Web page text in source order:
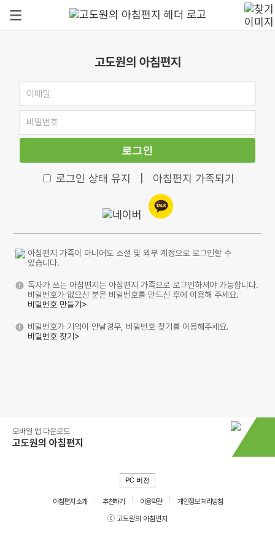
고도원의 아침편지
로그인
로그인 상태 유지 아침편지 가족되기
아침편지 가족이 아니어도 소셜 및 외부 계정으로 로그인할 수
있습니다.
독자가 쓰는 아침편지는 아침편지 가족으로 로그인하셔야 가능합니다.
비밀번호가 없으신 분은 비밀번호를 만드신 후에 이용해 주세요.
비밀번호 만들기>
비밀번호가 기억이 안날경우, 비밀번호 찾기를 이용해주세요.
비밀번호 찾기>
모바일 앱 다운로드
고도원의 아침편지
PC 버전
아침편지 소개 추천하기 이용약관
개인정보 처리방침
ⓒ 고도원의 아침편지